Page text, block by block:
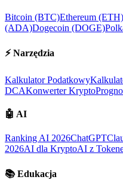
Bitcoin (BTC)Ethereum (ETH)
(ADA)Dogecoin (DOGE)
⚡ Narzędzia
Kalkulator Podatkowy
DCAKonwerter Krypto
🤖 AI
Ranking AI 2026ChatGPT
2026AI dla KryptoAI z
📚 Edukacja